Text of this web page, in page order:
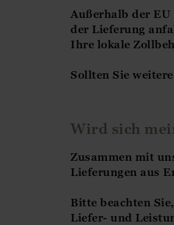
Außerhalb der EU
der Lieferung
Ihre lokale
Sollten Sie
Wird sich
Zusammen mit
Lieferungen aus
Bitte beachten
Liefer- und